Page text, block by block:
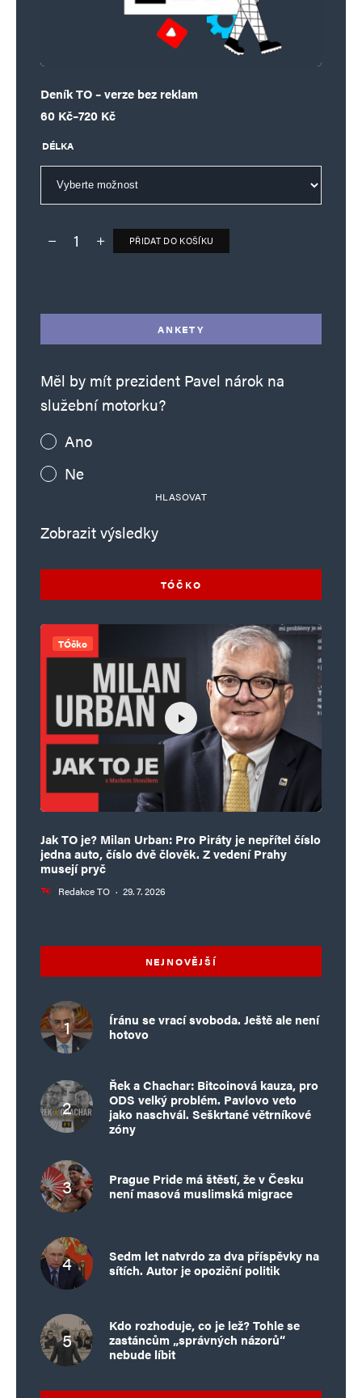
Deník TO – verze bez reklam
60 Kč–720 Kč
Rozpětí cen: 60 Kč až 720 Kč
DÉLKA
Deník TO – verze bez reklam množství
PŘIDAT DO KOŠÍKU
ANKETY
Měl by mít prezident Pavel nárok na
služební motorku?
Ano
Ne
HLASOVAT
Zobrazit výsledky
TÓČKO
TÓčko
Jak TO je? Milan Urban: Pro Piráty je nepřítel číslo
jedna auto, číslo dvě člověk. Z vedení Prahy
musejí pryč
Redakce TO · 29. 7. 2026
NEJNOVĚJŠÍ
Íránu se vrací svoboda. Ještě ale není
hotovo
Řek a Chachar: Bitcoinová kauza, pro
ODS velký problém. Pavlovo veto
jako naschvál. Seškrtané větrníkové
zóny
Prague Pride má štěstí, že v Česku
není masová muslimská migrace
Sedm let natvrdo za dva příspěvky na
sítích. Autor je opoziční politik
Kdo rozhoduje, co je lež? Tohle se
zastáncům „správných názorů“
nebude líbit